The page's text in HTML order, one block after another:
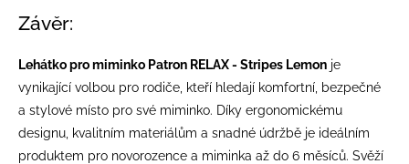
Závěr:
Lehátko pro miminko Patron RELAX - Stripes Lemon je
vynikající volbou pro rodiče, kteří hledají komfortní, bezpečné
a stylové místo pro své miminko. Díky ergonomickému
designu, kvalitním materiálům a snadné údržbě je ideálním
produktem pro novorozence a miminka až do 6 měsíců. Svěží